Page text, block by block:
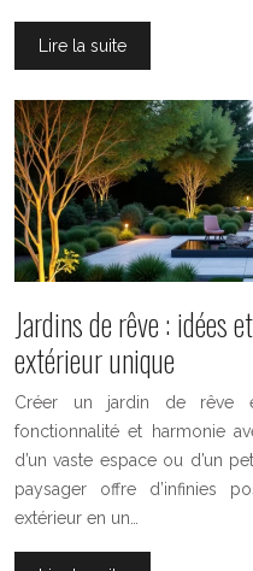
Lire la suite
Jardins de rêve : idées
extérieur unique
Créer un jardin de rêve
fonctionnalité et harmonie
d’un vaste espace ou d’un
paysager offre d’infinies
extérieur en un…